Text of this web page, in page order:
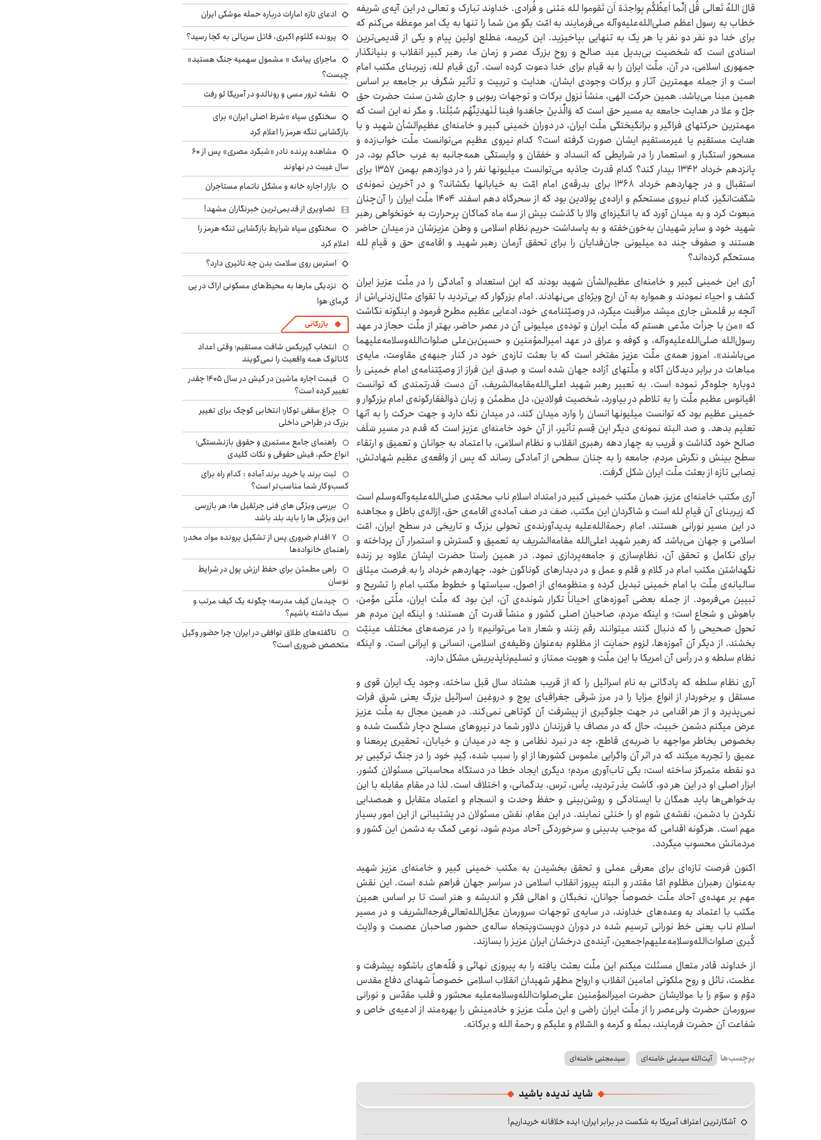
قالَ اللهُ تَعالی قُل اِنَّما اَعِظُکُم بِواحِدَة‌ اَن تَقوموا لله مَثنی و فُرادی. خداوند تبارک و تعالی در این آیه‌ی شریفه
خطاب به رسول‌ اعظم‌ صلی‌الله‌علیه‌وآله می‌فرمایند به امّت بگو من شما را تنها به یک امر موعظه می‌کنم که
برای خدا دو نفر دو نفر یا هر یک به تنهایی بپاخیزید. این کریمه، مَطلع اولین پیام و یکی از قدیمی‌ترین
اسنادی است که شخصیت بی‌بدیل عبد صالح و روح بزرگ عصر و زمان ما، رهبر کبیر انقلاب و بنیانگذار
جمهوری اسلامی، در آن، ملّت ایران را به قیام برای خدا دعوت کرده است. آری قیام لله، زیربنای مکتب امام
است و از جمله مهمترین آثار و برکات وجودی ایشان، هدایت و تربیت و تأثیر شگرف بر جامعه بر اساس
همین مبنا می‌باشد. همین حرکت الهی، منشأ نزول برکات و توجهات ربوبی و جاری شدن سنت حضرت حق
جل‌ّ و علا در هدایت جامعه به مسیر حق است که وَالَّذینَ جاهَدوا فینا لَنَهدِیَنَّهُم سُبُلَنا. و مگر نه این است که
مهمترین حرکتهای فراگیر و برانگیختگی ملّت ایران، در دوران خمینی کبیر و خامنه‌ای عظیم‌الشأن شهید و با
هدایت مستقیم یا غیرمستقیم ایشان صورت گرفته است؟ کدام نیروی عظیم می‌توانست ملّت خواب‌زده و
مسحور استکبار و استعمار را در شرایطی که انسداد و خفقان و وابستگی همه‌جانبه به غرب حاکم بود، در
پانزدهم خرداد ۱۳۴۲ بیدار کند؟ کدام قدرت جاذبه می‌توانست میلیونها نفر را در دوازدهم بهمن ۱۳۵۷ برای
استقبال و در چهاردهم خرداد ۱۳۶۸ برای بدرقه‌ی امام امّت به خیابانها بکشاند؟ و در آخرین نمونه‌ی
شگفت‌انگیز، کدام نیروی مستحکم و اراده‌ی پولادین بود که از سحرگاه دهم اسفند ۱۴۰۴ ملّت ایران را آن‌چنان
مبعوث کرد و به میدان آورد که با انگیزه‌ای والا با گذشت بیش از سه ماه کماکان پرحرارت به خونخواهی رهبر
شهید خود و سایر شهیدان به‌خون‌خفته و به پاسداشت حریم نظام اسلامی و وطن عزیزشان در میدان حاضر
هستند و صفوف چند ده میلیونی جان‌فدایان را برای تحقق آرمان رهبر شهید و اقامه‌ی حق و قیام‌ِ لله
مستحکم کرده‌اند؟
آری این خمینی کبیر و خامنه‌ای عظیم‌الشأن شهید بودند که این استعداد و آمادگی را در ملّت عزیز ایران
کشف و احیاء نمودند و همواره به آن ارج ویژه‌ای می‌نهادند. امام بزرگوار که بی‌تردید با تقوای مثال‌زدنی‌اش از
آنچه بر قلمش جاری میشد مراقبت میکرد، در وصیّتنامه‌ی خود، ادعایی عظیم مطرح فرمود و اینگونه نگاشت
که «من با جرأت مدّعی هستم که ملّت ایران و توده‌ی میلیونی آن در عصر حاضر، بهتر از ملّت حجاز در عهد
رسول‌الله صلی‌الله‌علیه‌وآله، و کوفه و عراق در عهد امیرالمؤمنین و حسین‌بن‌علی صلوات‌الله‌وسلامه‌علیهما
می‌باشند». امروز همه‌ی ملّت عزیز مفتخر است که با بعثت تازه‌ی خود در کنار جبهه‌ی مقاومت، مایه‌ی
مباهات در برابر دیدگان آگاه و ملّتهای آزاده جهان شده است و صِدق این فراز از وصیّتنامه‌ی امام خمینی را
دوباره جلوه‌گر نموده است. به تعبیر رهبر شهید اعلی‌الله‌مقامه‌الشریف، آن دست قدرتمندی که توانست
اقیانوس عظیم ملّت را به تلاطم در بیاورد، شخصیت فولادین، دل مطمئن و زبان ذوالفقارگونه‌ی امام بزرگوار و
خمینی عظیم بود که توانست میلیونها انسان را وارد میدان کند، در میدان نگه دارد و جهت حرکت را به آنها
تعلیم بدهد. و صد البته نمونه‌ی دیگر این قِسم تأثیر، از آنِ خود خامنه‌ای عزیز است که قدم در مسیر سَلَف
صالح خود گذاشت و قریب به چهار دهه رهبری انقلاب و نظام اسلامی، با اعتماد به جوانان و تعمیق و ارتقاء
سطح بینش و نگرش مردم، جامعه را به چنان سطحی از آمادگی رساند که پس از واقعه‌ی عظیم شهادتش،
نِصابی تازه از بعثت ملّت ایران شکل گرفت.
آری مکتب خامنه‌ای عزیز، همان مکتب خمینی کبیر در امتداد اسلام ناب محمّدی صلی‌الله‌علیه‌وآله‌وسلم است
که زیربنای آن قیامِ لله است و شاگردان این مکتب، صف در صف آماده‌ی اقامه‌ی حق، اِزاله‌ی باطل و مجاهده
در این مسیر نورانی هستند. امام رحمة‌الله‌علیه پدیدآورنده‌ی تحولی بزرگ و تاریخی در سطح ایران، امّت
اسلامی و جهان می‌باشد که رهبر شهید اعلی‌الله مقامه‌الشریف به تعمیق و گسترش و استمرار آن پرداخته و
برای تکامل و تحقق آن، نظام‌سازی و جامعه‌پردازی نمود. در همین راستا حضرت ایشان علاوه بر زنده
نگهداشتن مکتب امام در کلام و قلم و عمل و در دیدارهای گوناگون خود، چهاردهم خرداد را به فرصت میثاق
سالیانه‌ی ملّت با امام خمینی تبدیل کرده و منظومه‌ای از اصول، سیاستها و خطوط مکتب امام را تشریح و
تبیین می‌فرمود. از جمله بعضی آموزه‌های احیاناً تکرار شونده‌ی آن، این بود که ملّت ایران، ملّتی مؤمن،
باهوش و شجاع است؛ و اینکه مردم، صاحبان اصلی کشور و منشأ قدرت آن هستند؛ و اینکه این مردم هر
تحول صحیحی را که دنبال کنند میتوانند رقم زنند و شعار «ما می‌توانیم» را در عرصه‌های مختلف عینیّت
بخشند. از دیگر آن آموزه‌ها، لزوم حمایت از مظلوم به‌عنوان وظیفه‌ی اسلامی، انسانی و ایرانی است. و اینکه
نظام سلطه و در رأس آن امریکا با این ملّت و هویت ممتاز، و تسلیم‌ناپذیریش مشکل دارد.
آری نظام سلطه که پادگانی به نام اسرائیل را که از قریب هشتاد سال قبل ساخته، وجود یک ایران قوی و
مستقل و برخوردار از انواع مزایا را در مرز شرقی جغرافیای پوچ و دروغین اسرائیل بزرگ یعنی شرقِ فرات
نمی‌پذیرد و از هر اقدامی در جهت جلوگیری از پیشرفت آن کوتاهی نمی‌کند. در همین مجال به ملّت عزیز
عرض میکنم دشمن خبیث، حال که در مصاف با فرزندان دلاور شما در نیروهای مسلح دچار شکست شده و
بخصوص بخاطر مواجهه با ضربه‌ی قاطع، چه در نبرد نظامی و چه در میدان و خیابان، تحقیری پرمعنا و
عمیق را تجربه میکند که در اثر آن واگرایی ملموس کشورها از او را سبب شده، کِیدِ خود را در جنگ ترکیبی بر
دو نقطه متمرکز ساخته است: یکی تاب‌آوری مردم؛ دیگری ایجاد خطا در دستگاه محاسباتی مسئولان کشور.
ابزار اصلی او در این هر دو، کاشت بذر تردید، یأس، ترس، بدگمانی، و اختلاف است. لذا در مقام مقابله با این
بدخواهی‌ها باید همگان با ایستادگی و روشن‌بینی و حفظ وحدت و انسجام و اعتماد متقابل و همصدایی
نکردن با دشمن، نقشه‌ی شوم او را خنثی نمایند. در این مقام، نقش مسئولان در پشتیبانی از این امور بسیار
مهم است. هرگونه اقدامی که موجب بدبینی و سرخوردگی آحاد مردم شود، نوعی کمک به دشمن این کشور و
مردمانش محسوب میگردد.
اکنون فرصت تازه‌ای برای معرفی عملی و تحقق بخشیدن به مکتب خمینی کبیر و خامنه‌ای عزیز شهید
به‌عنوان رهبران مظلوم امّا مقتدر و البته پیروز انقلاب اسلامی در سراسر جهان فراهم شده است. این نقش
مهم بر عهده‌ی آحاد ملّت خصوصاً جوانان، نخبگان و اهالی فکر و اندیشه و هنر است تا بر اساس همین
مکتب با اعتماد به وعده‌های خداوند، در سایه‌ی توجهات سرورمان عجّل‌الله‌تعالی‌فرجه‌الشریف و در مسیر
اسلام ناب یعنی خط نورانی ترسیم شده در دوران دویست‌وپنجاه ساله‌ی حضور صاحبان عصمت و ولایت
کُبری صلوات‌الله‌وسلامه‌علیهم‌اجمعین، آینده‌ی درخشان ایران عزیز را بسازند.
از خداوند قادر متعال مسئلت میکنم این ملّت بعثت یافته را به پیروزی نهائی و قلّه‌های باشکوه پیشرفت و
عظمت، نائل و روح ملکوتی امامین انقلاب و ارواح مطهّر شهیدان انقلاب اسلامی خصوصاً شهدای دفاع مقدس
دوّم و سوّم را با مولایشان حضرت امیرالمؤمنین علی‌صلوات‌الله‌وسلامه‌علیه محشور و قلب مقدّس و نورانی
سرورمان حضرت ولی‌عصر را از ملّت ایران راضی و این ملّت عزیز و خادمینش را بهره‌مند از ادعیه‌ی خاص و
شفاعت آن حضرت فرمایند، بمنّه و کرمه و السّلام و علیکم و رحمة الله و برکاته.
برچسب‌ها آیت‌الله سیدعلی خامنه‌ای سیدمجتبی خامنه‌ای
شاید ندیده باشید
آشکارترین اعتراف آمریکا به شکست در برابر ایران؛ ایده خلاقانه خریداریم!
ادعای تازه امارات درباره حمله موشکی ایران
پرونده کلثوم اکبری، قاتل سریالی به کجا رسید؟
ماجرای پیامک « مشمول سهمیه جنگ هستید»
چیست؟
نقشه ترور مسی و رونالدو در آمریکا لو رفت
سخنگوی سپاه «شرط اصلی ایران» برای
بازگشایی تنگه هرمز را اعلام کرد
مشاهده پرنده نادر «شبگرد مصری» پس از ۶۰
سال غیبت در نهاوند
بازار اجاره خانه و مشکل ناتمام مستاجران
تصاویری از قدیمی‌ترین خبرنگاران مشهد!
سخنگوی سپاه شرایط بازگشایی تنگه هرمز را
اعلام کرد
استرس روی سلامت بدن چه تاثیری دارد؟
نزدیکی مارها به محیط‌های مسکونی اراک در پی
گرمای هوا
بازرگانی
انتخاب گیربکس شافت مستقیم؛ وقتی اعداد
کاتالوگ همه واقعیت را نمی‌گویند
قیمت اجاره ماشین در کیش در سال ۱۴۰۵ چقدر
تغییر کرده است؟
چراغ سقفی توکار؛ انتخابی کوچک برای تغییر
بزرگ در طراحی داخلی
راهنمای جامع مستمری و حقوق بازنشستگی؛
انواع حکم، فیش حقوقی و نکات کلیدی
ثبت برند یا خرید برند آماده : کدام راه برای
کسب‌وکار شما مناسب‌تر است؟
بررسی ویژگی های فنی جرثقیل ها: هر بازرسی
این ویژگی ها را باید بلد باشد
۷ اقدام ضروری پس از تشکیل پرونده مواد مخدر؛
راهنمای خانواده‌ها
راهی مطمئن برای حفظ ارزش پول در شرایط
نوسان
چیدمان کیف مدرسه؛ چگونه یک کیف مرتب و
سبک داشته باشیم؟
ناگفته‌های طلاق توافقی در ایران؛ چرا حضور وکیل
متخصص ضروری است؟